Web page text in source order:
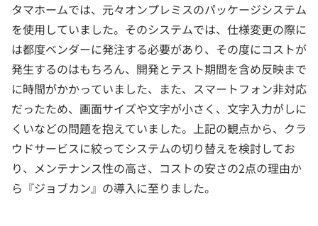
タマホームでは、元々オンプレミスのパッケージシステム
を使用していました。そのシステムでは、仕様変更の際に
は都度ベンダーに発注する必要があり、その度にコストが
発生するのはもちろん、開発とテスト期間を含め反映まで
に時間がかかっていました、また、スマートフォン非対応
だったため、画面サイズや文字が小さく、文字入力がしに
くいなどの問題を抱えていました。上記の観点から、クラ
ウドサービスに絞ってシステムの切り替えを検討してお
り、メンテナンス性の高さ、コストの安さの2点の理由か
ら『ジョブカン』の導入に至りました。